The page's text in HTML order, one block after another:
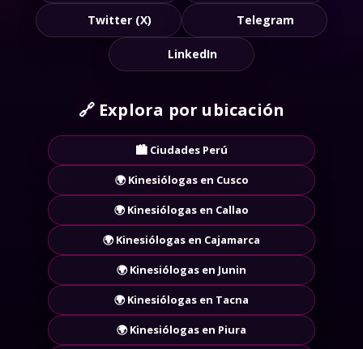
Twitter (X) Telegram
LinkedIn
🔗 Explora por ubicación
🏙️ Ciudades Perú
🌍 Kinesiólogas en Cusco
🌍 Kinesiólogas en Callao
🌍 Kinesiólogas en Cajamarca
🌍 Kinesiólogas en Junin
🌍 Kinesiólogas en Tacna
🌍 Kinesiólogas en Piura